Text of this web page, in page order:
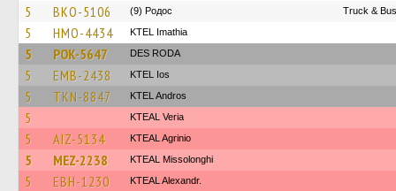
5 BKO-5106 (9) Родос Truck &
5 HMO-4434 KTEL Imathia
5 POK-5647 DES RODA
5 EMB-2438 KTEL Ios
5 TKN-8847 KTEL Andros
5 KTEAL Veria
5 AIZ-5134 KTEAL Agrinio
5 MEZ-2238 KTEAL Missolonghi
5 EBH-1230 KTEAL Alexandr.